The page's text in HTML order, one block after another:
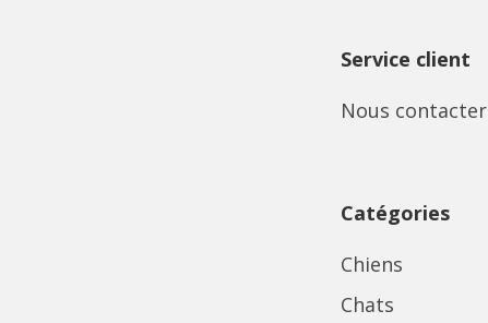
Service client
Nous contacter
Catégories
Chiens
Chats